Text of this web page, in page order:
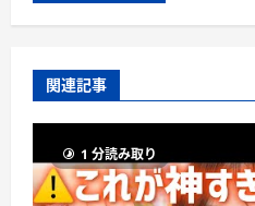
関連記事
1 分読み取り